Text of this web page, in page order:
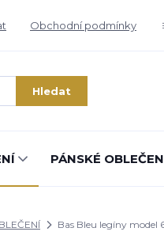
Obchodní podmínky
Hledat
PÁNSKÉ
Bas Bleu legíny model